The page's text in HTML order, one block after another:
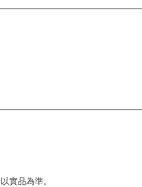
實品為準。